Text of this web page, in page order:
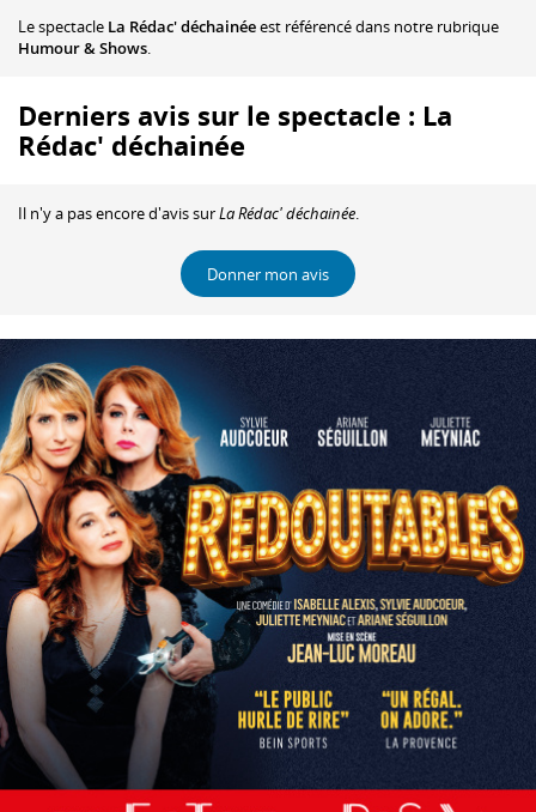
Le spectacle La Rédac' déchainéeest référencé dans notre rubrique
Humour & Shows.
Derniers avis sur le spectacle : La
Rédac' déchainée
Il n'y a pas encore d'avis surLa Rédac' déchainée.
Donner mon avis